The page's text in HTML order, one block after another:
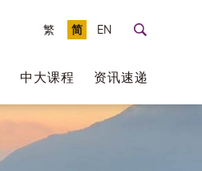
EN
繁 简
中大课程 资讯速递